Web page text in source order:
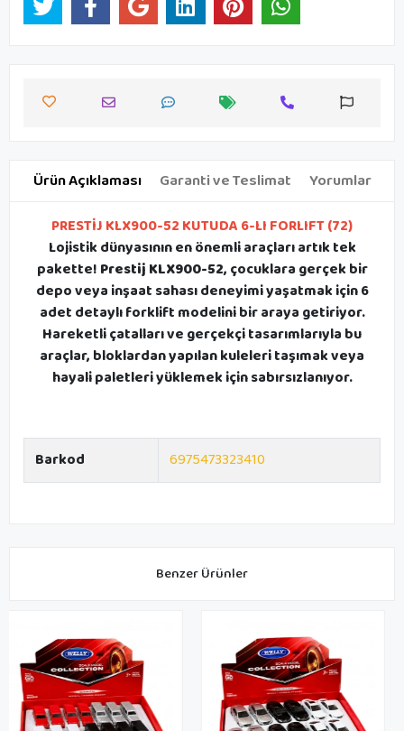
Ürün Açıklaması Garanti ve Teslimat Yorumlar
PRESTİJ KLX900-52 KUTUDA 6-LI FORLIFT (72)
Lojistik dünyasının en önemli araçları artık tek
pakette! Prestij KLX900-52, çocuklara gerçek bir
depo veya inşaat sahası deneyimi yaşatmak için 6
adet detaylı forklift modelini bir araya getiriyor.
Hareketli çatalları ve gerçekçi tasarımlarıyla bu
araçlar, bloklardan yapılan kuleleri taşımak veya
hayali paletleri yüklemek için sabırsızlanıyor.
Barkod 6975473323410
Benzer Ürünler